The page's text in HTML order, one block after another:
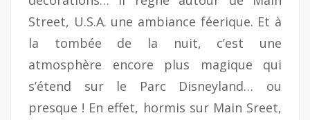
Street, U.S.A. une ambiance féerique. Et à
la tombée de la nuit, c’est une
atmosphère encore plus magique qui
s’étend sur le Parc Disneyland… ou
presque ! En effet, hormis sur Main Sreet,